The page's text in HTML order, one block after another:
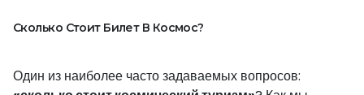
Сколько Стоит Билет В Космос?
Один из наиболее часто задаваемых вопросов: